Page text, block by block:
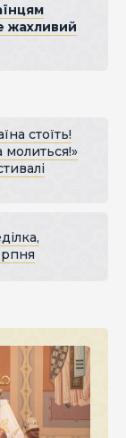
жахливий
стоїть!
молиться!»